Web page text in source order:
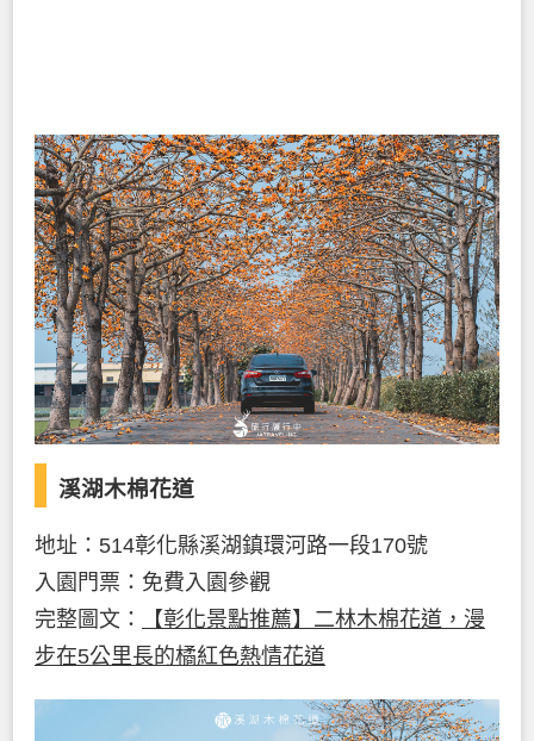
溪湖木棉花道
地址：514彰化縣溪湖鎮環河路一段170號
入園門票：免費入園參觀
完整圖文：
【彰化景點推薦】二林木棉花道，漫
步在5公里長的橘紅色熱情花道